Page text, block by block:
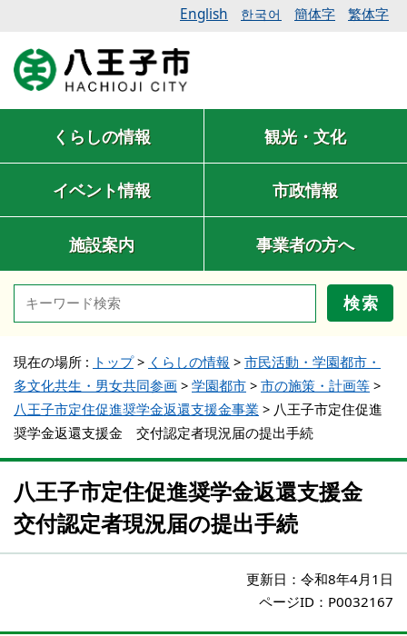
English 한국어 簡体字 繁体字
くらしの情報 観光・文化
イベント情報 市政情報
施設案内 事業者の方へ
検索
現在の場所 : トップ> くらしの情報 > 市民活動・学園都市・
多文化共生・男女共同参画 > 学園都市 > 市の施策・計画等 >
八王子市定住促進奨学金返還支援金事業 > 八王子市定住促進
奨学金返還支援金 交付認定者現況届の提出手続
八王子市定住促進奨学金返還支援金
交付認定者現況届の提出手続
更新日： 令和8年4月1日
ページID：P0032167